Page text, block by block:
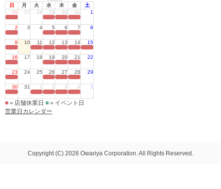
日
月 火 水 木 金
土
26
27 28 29 30 31 1
2 3 4 5 6 7 8
9 10 11 12 13 14 15
16 17 18 19 20 21 22
23 24 25 26 27 28 29
30 31 1 2 3 4 5
■ ＝店舗休業日 ■ ＝イベント日
営業日カレンダー
Copyright (C) 2026 Owariya Corporation. All Rights Reserved.